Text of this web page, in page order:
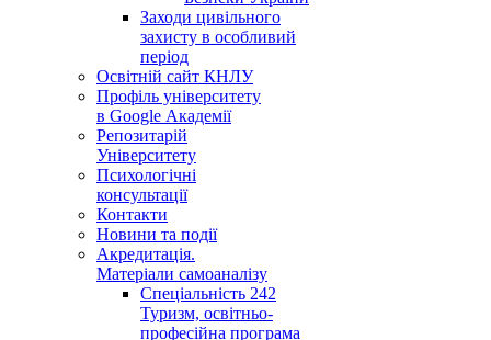
Заходи цивільного
захисту в особливий
період
Освітній сайт КНЛУ
Профіль університету
в Google Академії
Репозитарій
Університету
Психологічні
консультації
Контакти
Новини та події
Акредитація.
Матеріали самоаналізу
Спеціальність 242
Туризм, освітньо-
професійна програма